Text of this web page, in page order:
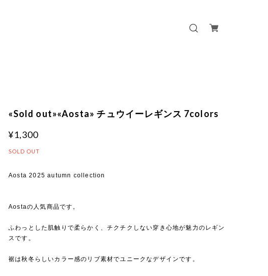
«Sold out»«Aosta» チュウイーレギンス 7colors
¥1,300
SOLD OUT
Aosta 2025 autumn collection
Aostaの人気商品です。
ふわっとした肌触りで柔らかく、チクチクしない穿き心地が魅力のレギン
スです。
裾は秋冬らしいカラー感のリブ素材でユニークなデザインです。